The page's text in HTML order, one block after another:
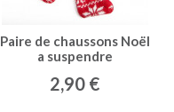
Paire de chaussons Noël
a suspendre
2,90 €